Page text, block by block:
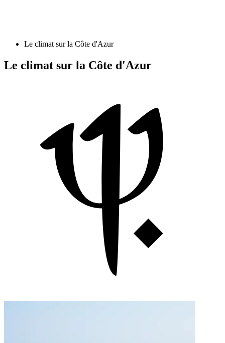
Le climat sur la Côte d'Azur
Le climat sur la Côte d'Azur